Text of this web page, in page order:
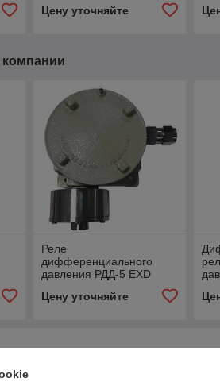
Цену уточняйте
Реле
дифференциального
давления РДД-5 EXD
Цену уточняйте